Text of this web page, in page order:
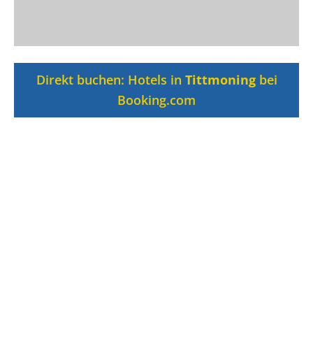
Direkt buchen: Hotels in Tittmoningbei
Booking.com